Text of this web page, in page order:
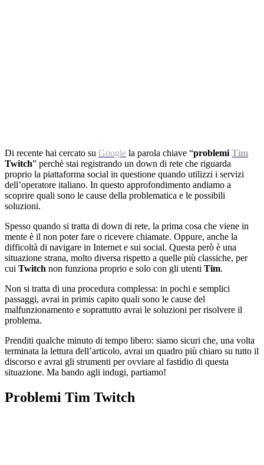
Di recente hai cercato su Google la parola chiave “problemi Tim
Twitch” perchè stai registrando un down di rete che riguarda
proprio la piattaforma social in questione quando utilizzi i servizi
dell’operatore italiano. In questo approfondimento andiamo a
scoprire quali sono le cause della problematica e le possibili
soluzioni.
Spesso quando si tratta di down di rete, la prima cosa che viene in
mente è il non poter fare o ricevere chiamate. Oppure, anche la
difficoltà di navigare in Internet e sui social. Questa però è una
situazione strana, molto diversa rispetto a quelle più classiche, per
cui Twitch non funziona proprio e solo con gli utenti Tim.
Non si tratta di una procedura complessa: in pochi e semplici
passaggi, avrai in primis capito quali sono le cause del
malfunzionamento e soprattutto avrai le soluzioni per risolvere il
problema.
Prenditi qualche minuto di tempo libero: siamo sicuri che, una volta
terminata la lettura dell’articolo, avrai un quadro più chiaro su tutto il
discorso e avrai gli strumenti per ovviare al fastidio di questa
situazione. Ma bando agli indugi, partiamo!
Problemi Tim Twitch